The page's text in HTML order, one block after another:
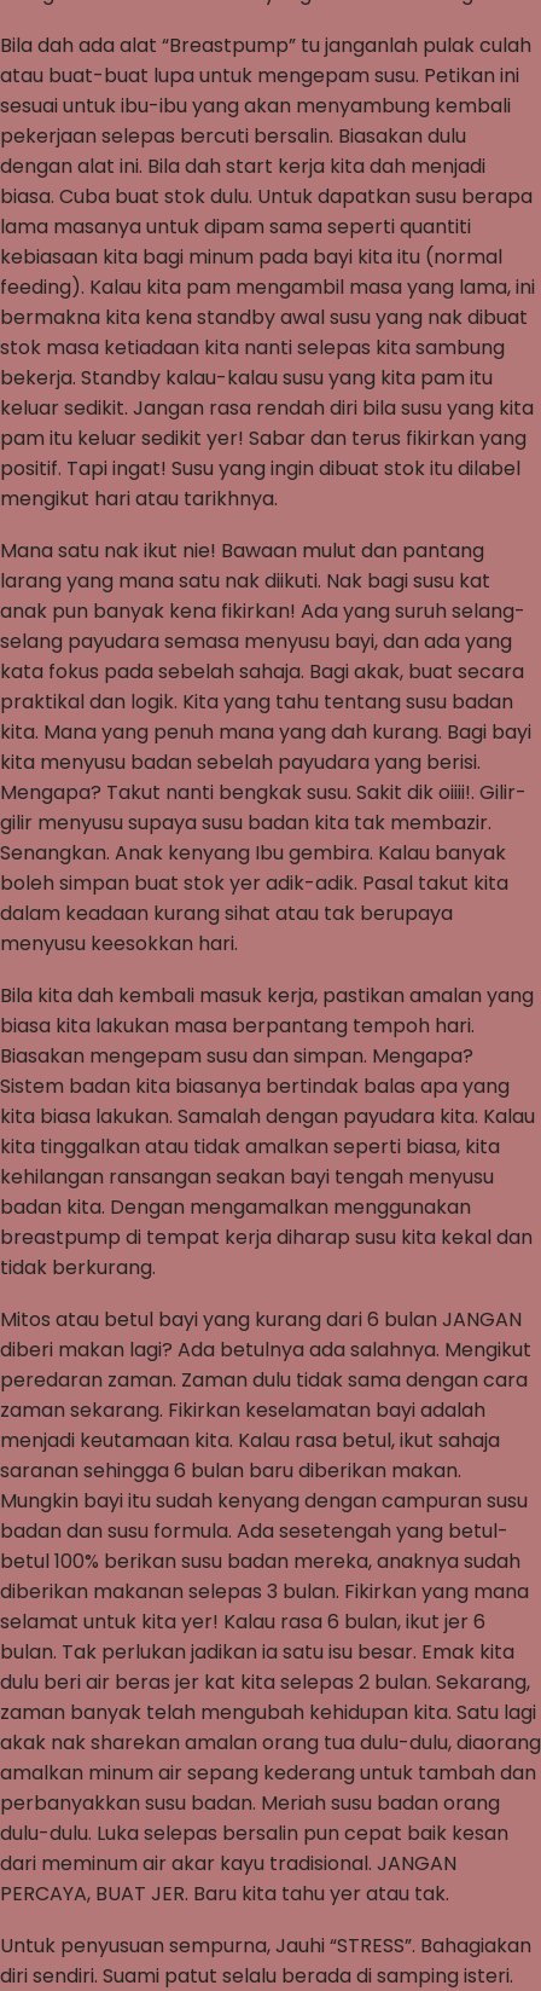
Bila dah ada alat “Breastpump” tu janganlah pulak culah
atau buat-buat lupa untuk mengepam susu. Petikan ini
sesuai untuk ibu-ibu yang akan menyambung kembali
pekerjaan selepas bercuti bersalin. Biasakan dulu
dengan alat ini. Bila dah start kerja kita dah menjadi
biasa. Cuba buat stok dulu. Untuk dapatkan susu berapa
lama masanya untuk dipam sama seperti quantiti
kebiasaan kita bagi minum pada bayi kita itu (normal
feeding). Kalau kita pam mengambil masa yang lama, ini
bermakna kita kena standby awal susu yang nak dibuat
stok masa ketiadaan kita nanti selepas kita sambung
bekerja. Standby kalau-kalau susu yang kita pam itu
keluar sedikit. Jangan rasa rendah diri bila susu yang kita
pam itu keluar sedikit yer! Sabar dan terus fikirkan yang
positif. Tapi ingat! Susu yang ingin dibuat stok itu dilabel
mengikut hari atau tarikhnya.
Mana satu nak ikut nie! Bawaan mulut dan pantang
larang yang mana satu nak diikuti. Nak bagi susu kat
anak pun banyak kena fikirkan! Ada yang suruh selang-
selang payudara semasa menyusu bayi, dan ada yang
kata fokus pada sebelah sahaja. Bagi akak, buat secara
praktikal dan logik. Kita yang tahu tentang susu badan
kita. Mana yang penuh mana yang dah kurang. Bagi bayi
kita menyusu badan sebelah payudara yang berisi.
Mengapa? Takut nanti bengkak susu. Sakit dik oiiii!. Gilir-
gilir menyusu supaya susu badan kita tak membazir.
Senangkan. Anak kenyang Ibu gembira. Kalau banyak
boleh simpan buat stok yer adik-adik. Pasal takut kita
dalam keadaan kurang sihat atau tak berupaya
menyusu keesokkan hari.
Bila kita dah kembali masuk kerja, pastikan amalan yang
biasa kita lakukan masa berpantang tempoh hari.
Biasakan mengepam susu dan simpan. Mengapa?
Sistem badan kita biasanya bertindak balas apa yang
kita biasa lakukan. Samalah dengan payudara kita. Kalau
kita tinggalkan atau tidak amalkan seperti biasa, kita
kehilangan ransangan seakan bayi tengah menyusu
badan kita. Dengan mengamalkan menggunakan
breastpump di tempat kerja diharap susu kita kekal dan
tidak berkurang.
Mitos atau betul bayi yang kurang dari 6 bulan JANGAN
diberi makan lagi? Ada betulnya ada salahnya. Mengikut
peredaran zaman. Zaman dulu tidak sama dengan cara
zaman sekarang. Fikirkan keselamatan bayi adalah
menjadi keutamaan kita. Kalau rasa betul, ikut sahaja
saranan sehingga 6 bulan baru diberikan makan.
Mungkin bayi itu sudah kenyang dengan campuran susu
badan dan susu formula. Ada sesetengah yang betul-
betul 100% berikan susu badan mereka, anaknya sudah
diberikan makanan selepas 3 bulan. Fikirkan yang mana
selamat untuk kita yer! Kalau rasa 6 bulan, ikut jer 6
bulan. Tak perlukan jadikan ia satu isu besar. Emak kita
dulu beri air beras jer kat kita selepas 2 bulan. Sekarang,
zaman banyak telah mengubah kehidupan kita. Satu lagi
akak nak sharekan amalan orang tua dulu-dulu, diaorang
amalkan minum air sepang kederang untuk tambah dan
perbanyakkan susu badan. Meriah susu badan orang
dulu-dulu. Luka selepas bersalin pun cepat baik kesan
dari meminum air akar kayu tradisional. JANGAN
PERCAYA, BUAT JER. Baru kita tahu yer atau tak.
Untuk penyusuan sempurna, Jauhi “STRESS”. Bahagiakan
diri sendiri. Suami patut selalu berada di samping isteri.